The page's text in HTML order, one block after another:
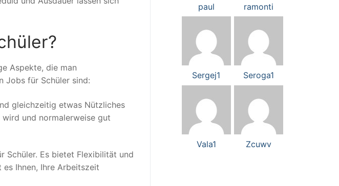
Aspekte, die man
Jobs für Schüler sind:
gleichzeitig etwas Nützliches
und normalerweise gut
Schüler. Es bietet Flexibilität und
Ihnen, Ihre Arbeitszeit
paul ramonti
Sergej1 Seroga1
Vala1 Zcuwv